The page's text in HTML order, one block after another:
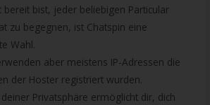
bereit bist, jeder beliebigen Particular
zu begegnen, ist Chatspin eine
Wahl.
aber meistens IP-Adressen die
der Hoster registriert wurden.
Privatsphäre ermöglicht dir, dich